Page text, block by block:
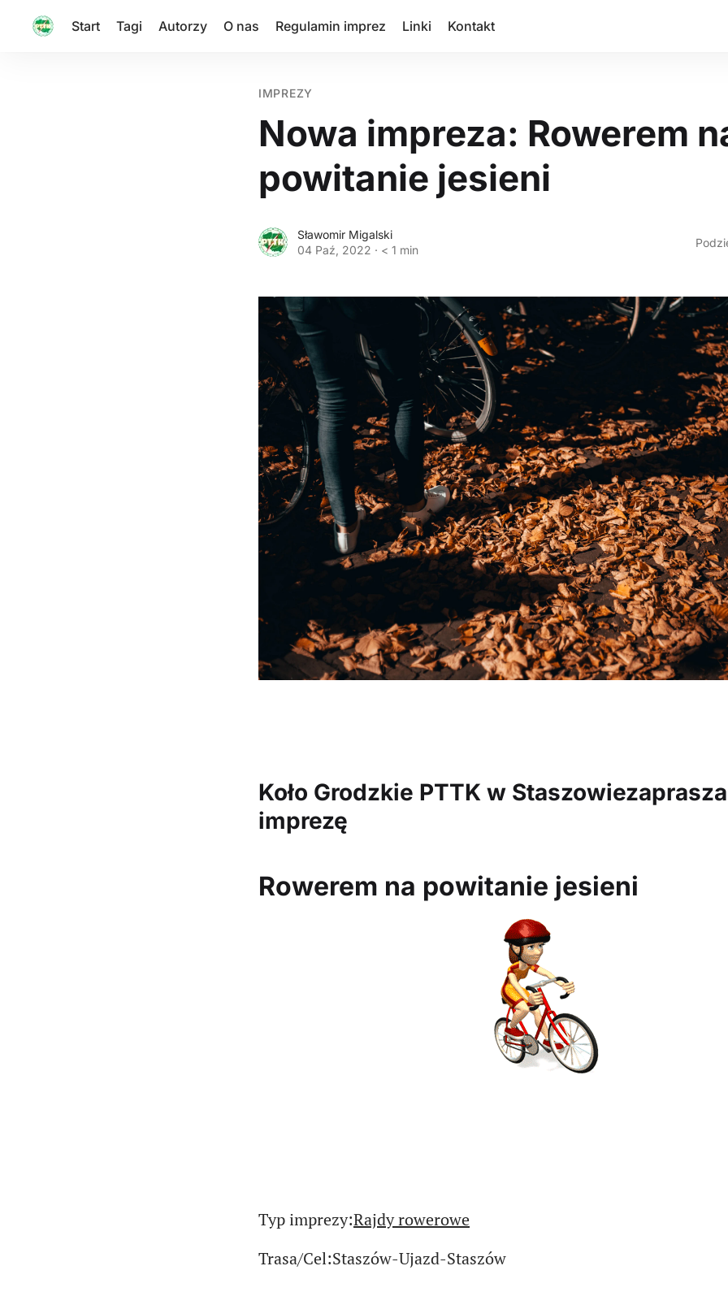
Start Tagi Autorzy O nas Regulamin imprez Linki Kontakt
IMPREZY
Nowa impreza: Rowerem
powitanie jesieni
Sławomir Migalski
04 Paź, 2022 · < 1 min
Koło Grodzkie PTTK w
imprezę
Rowerem na powitanie jesieni
Typ imprezy:Rajdy rowerowe
Trasa/Cel:Staszów-Ujazd-Staszów